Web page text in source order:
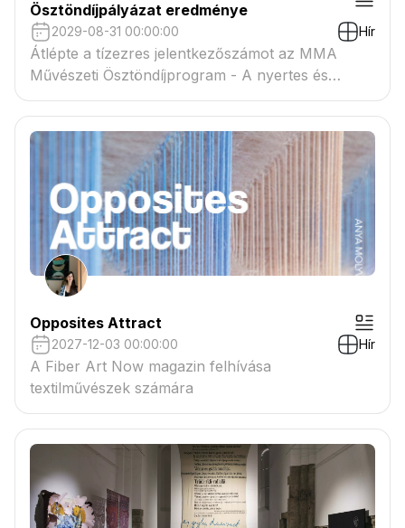
Ösztöndíjpályázat eredménye
2029-08-31 00:00:00 Hír
Átlépte a tízezres jelentkezőszámot az MMA
Művészeti Ösztöndíjprogram - A nyertes és
tartaléklistás pályázók névsora megtekinthető a
csatolmányban
Opposites Attract
2027-12-03 00:00:00 Hír
A Fiber Art Now magazin felhívása
textilművészek számára